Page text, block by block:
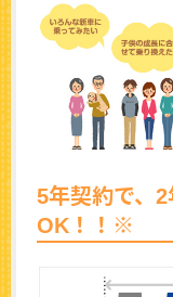
5年契約で、
OK！！※